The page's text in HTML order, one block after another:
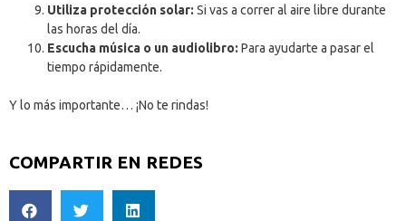
Utiliza protección solar: Si vas a correr al aire libre durante
las horas del día.
Escucha música o un audiolibro: Para ayudarte a pasar el
tiempo rápidamente.
Y lo más importante… ¡No te rindas!
COMPARTIR EN REDES